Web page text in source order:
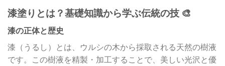
漆塗りとは？基礎知識から学ぶ伝統の技 🎨
漆の正体と歴史
漆（うるし）とは、ウルシの木から採取される天然の樹液
です。この樹液を精製・加工することで、美しい光沢と優